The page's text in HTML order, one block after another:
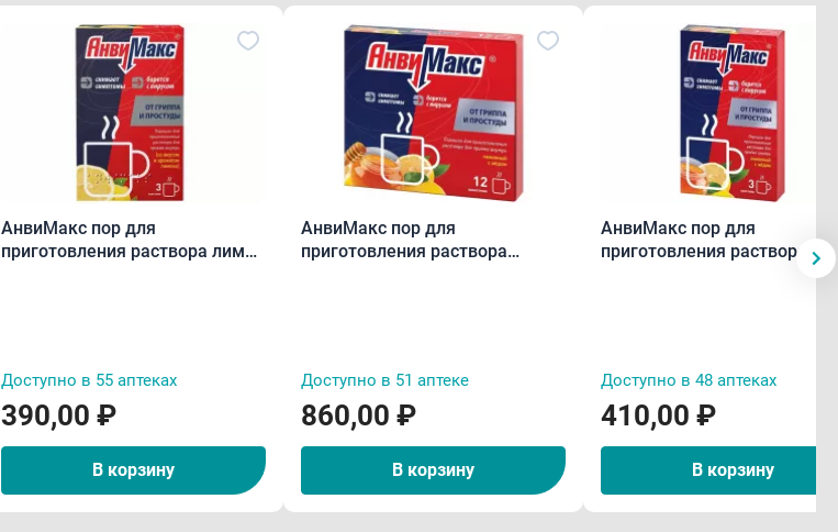
АнвиМакс пор для
приготовления раствора лимон
Доступно в 55 аптеках
390,00 ₽
В корзину
АнвиМакс пор для
приготовления раствора
Доступно в 51 аптеке
860,00 ₽
В корзину
АнвиМакс пор для
приготовления раствора
Доступно в 48 аптеках
410,00 ₽
В корзину